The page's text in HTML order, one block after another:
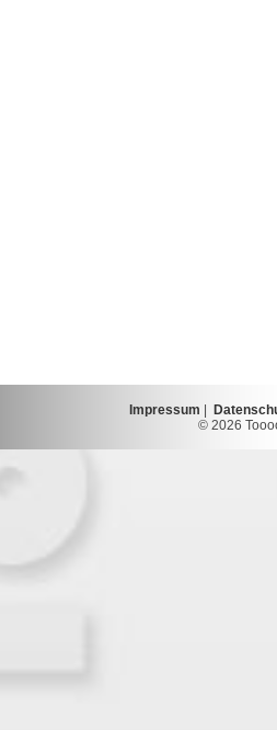
Impressum
© 2026